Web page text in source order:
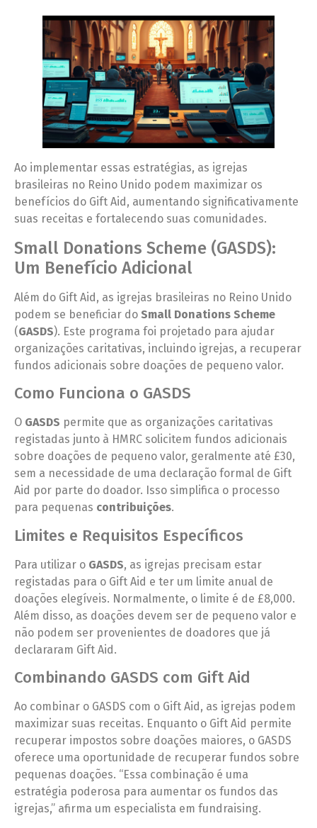
Ao implementar essas estratégias, as igrejas
brasileiras no Reino Unido podem maximizar os
benefícios do Gift Aid, aumentando significativamente
suas receitas e fortalecendo suas comunidades.
Small Donations Scheme (GASDS):
Um Benefício Adicional
Além do Gift Aid, as igrejas brasileiras no Reino Unido
podem se beneficiar do Small Donations Scheme
(GASDS). Este programa foi projetado para ajudar
organizações caritativas, incluindo igrejas, a recuperar
fundos adicionais sobre doações de pequeno valor.
Como Funciona o GASDS
O GASDS permite que as organizações caritativas
registadas junto à HMRC solicitem fundos adicionais
sobre doações de pequeno valor, geralmente até £30,
sem a necessidade de uma declaração formal de Gift
Aid por parte do doador. Isso simplifica o processo
para pequenas contribuições.
Limites e Requisitos Específicos
Para utilizar o GASDS, as igrejas precisam estar
registadas para o Gift Aid e ter um limite anual de
doações elegíveis. Normalmente, o limite é de £8,000.
Além disso, as doações devem ser de pequeno valor e
não podem ser provenientes de doadores que já
declararam Gift Aid.
Combinando GASDS com Gift Aid
Ao combinar o GASDS com o Gift Aid, as igrejas podem
maximizar suas receitas. Enquanto o Gift Aid permite
recuperar impostos sobre doações maiores, o GASDS
oferece uma oportunidade de recuperar fundos sobre
pequenas doações. “Essa combinação é uma
estratégia poderosa para aumentar os fundos das
igrejas,” afirma um especialista em fundraising.